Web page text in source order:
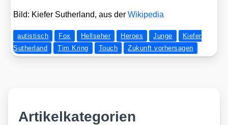
Bild: Kie­fer Sut­her­land, aus derWiki­pe­dia
autistisch Fox Hellseher Heroes Junge
Kiefer
Sutherland
Tim Kring Touch Zukunft vorhersagen
Artikelkategorien